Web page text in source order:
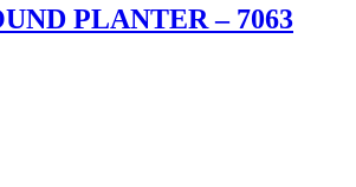
PLANTER – 7063